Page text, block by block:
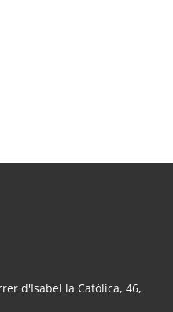
d'Isabel la Catòlica, 46,